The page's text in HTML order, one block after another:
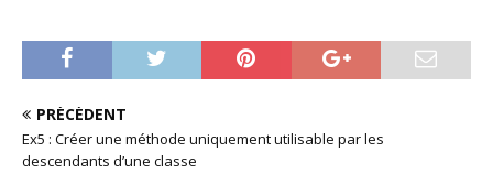
PRÉCÉDENT
Ex5 : Créer une méthode uniquement utilisable par les
descendants d’une classe